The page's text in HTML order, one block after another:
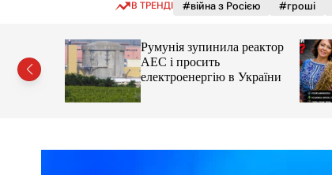
В ТРЕНДІ #війна з Росією #гроші
цін і
Румунія зупинила реактор
АЕС і просить
електроенергію в України